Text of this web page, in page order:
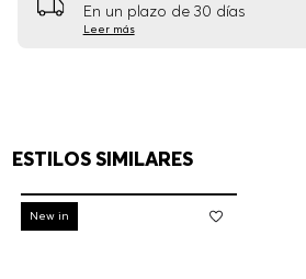
En un plazo de 30 días
Leer más
ESTILOS SIMILARES
-30%
New in